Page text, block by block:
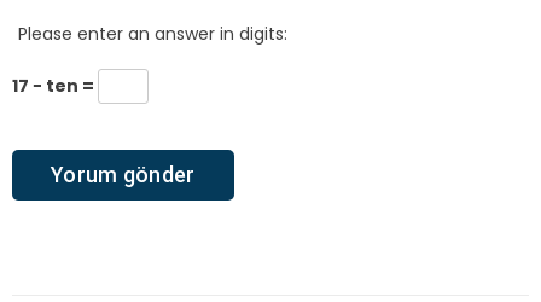
Please enter an answer in digits:
17 − ten =